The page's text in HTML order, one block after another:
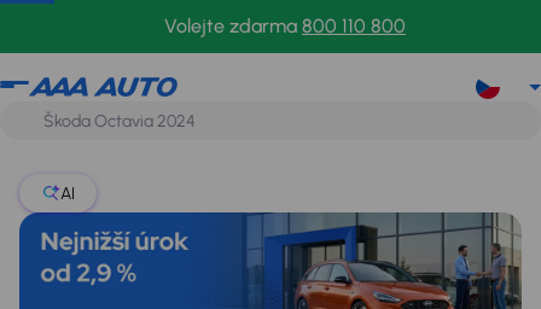
Volejte zdarma 800 110 800
AI